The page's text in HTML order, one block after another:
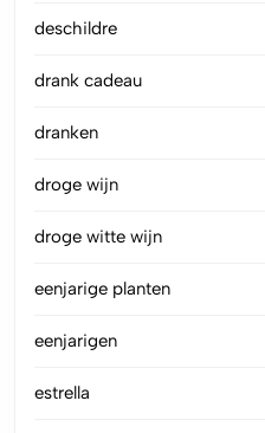
deschildre
drank cadeau
dranken
droge wijn
droge witte wijn
eenjarige planten
eenjarigen
estrella